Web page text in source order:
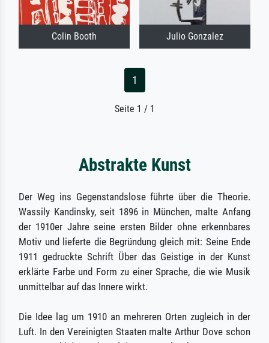
Colin Booth Julio Gonzalez
1
Seite 1 / 1
Abstrakte Kunst
Der Weg ins Gegenstandslose führte über die Theorie.
Wassily Kandinsky, seit 1896 in München, malte Anfang
der 1910er Jahre seine ersten Bilder ohne erkennbares
Motiv und lieferte die Begründung gleich mit: Seine Ende
1911 gedruckte Schrift Über das Geistige in der Kunst
erklärte Farbe und Form zu einer Sprache, die wie Musik
unmittelbar auf das Innere wirkt.
Die Idee lag um 1910 an mehreren Orten zugleich in der
Luft. In den Vereinigten Staaten malte Arthur Dove schon